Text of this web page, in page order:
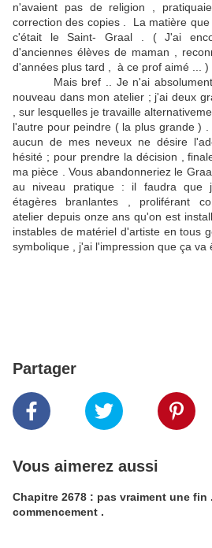
n'avaient pas de religion ,
correction des copies . La matière que
c'était le Saint- Graal . ( J'ai
d'anciennes élèves de maman ,
d'années plus tard , à ce prof aimé ... )
Mais bref .. Je n'ai absolument
nouveau dans mon atelier ; j'ai deux
, sur lesquelles je travaille
l'autre pour peindre ( la plus grande ) .
aucun de mes neveux ne désire
hésité ; pour prendre la décision ,
ma pièce . Vous abandonneriez le
au niveau pratique : il faudra que
étagères branlantes , proliférant
atelier depuis onze ans qu'on est
instables de matériel d'artiste en tous
symbolique , j'ai l'impression que ça va
Partager
Vous aimerez aussi
Chapitre 2678 : pas vraiment une
commencement .